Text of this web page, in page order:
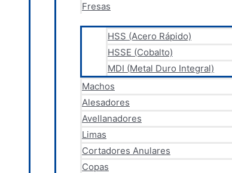
Fresas
HSS (Acero Rápido)
HSSE (Cobalto)
MDI (Metal Duro Integral)
Machos
Alesadores
Avellanadores
Limas
Cortadores Anulares
Copas